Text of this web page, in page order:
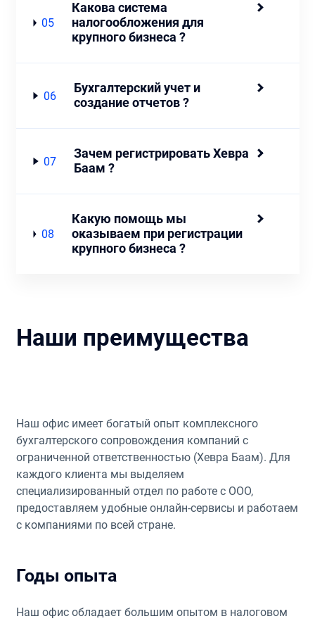
05
Какова система
налогообложения для
крупного бизнеса ?
06
Бухгалтерский учет и
создание отчетов ?
07
Зачем регистрировать Хевра
Баам ?
08
Какую помощь мы
оказываем при регистрации
крупного бизнеса ?
Наши преимущества
Наш офис имеет богатый опыт комплексного
бухгалтерского сопровождения компаний с
ограниченной ответственностью (Хевра Баам). Для
каждого клиента мы выделяем
специализированный отдел по работе с ООО,
предоставляем удобные онлайн-сервисы и работаем
с компаниями по всей стране.
Годы опыта
Наш офис обладает большим опытом в налоговом